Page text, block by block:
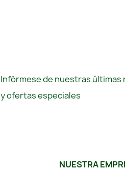
Infórmese de nuestras últimas
y ofertas especiales
NUESTRA